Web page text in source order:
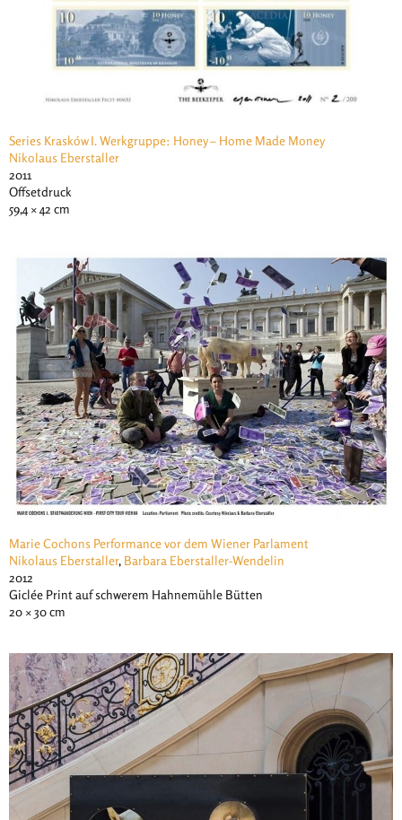
Series Krasków I. Werkgruppe: Honey – Home Made Money
Nikolaus Eberstaller
2011
Offsetdruck
59,4 × 42 cm
Marie Cochons Performance vor dem Wiener Parlament
Nikolaus Eberstaller, Barbara Eberstaller-Wendelin
2012
Giclée Print auf schwerem Hahnemühle Bütten
20 × 30 cm